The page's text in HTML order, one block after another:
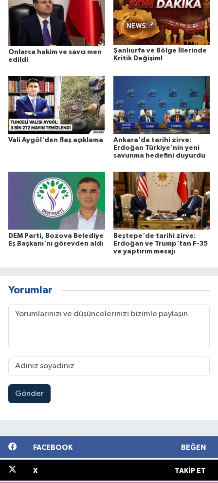
Onlarca hakim ve savcı men
edildi
Şanlıurfa ve Bölge İllerinde
Kritik Değişim!
Vali Aygöl'den flaş açıklama
Ankara'da tarihi zirve:
Erdoğan Türkiye'nin yeni
savunma hedefini duyurdu
DEM Parti, Bozova Belediye
Eş Başkanı'nı görevden aldı
Beştepe'de tarihi zirve:
Erdoğan ve Trump'tan F-35
ve yaptırım mesajı
Yorumlar
Gönder
FACEBOOK BEĞEN
X TAKIP ET